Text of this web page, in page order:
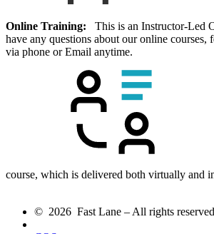
Online Training: This is an Instructor-Led
have any questions about our online courses,
via phone or Email anytime.
course, which is delivered both virtually and
© 2026 Fast Lane – All rights reserved